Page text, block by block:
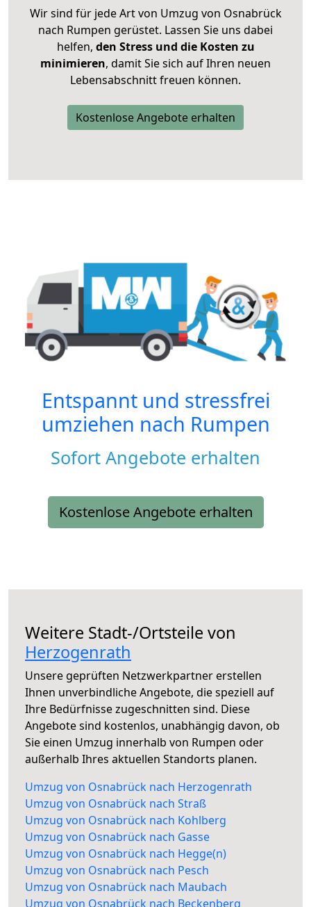
Wir sind für jede Art von Umzug von Osnabrück
nach Rumpen gerüstet. Lassen Sie uns dabei
helfen, den Stress und die Kosten zu
minimieren, damit Sie sich auf Ihren neuen
Lebensabschnitt freuen können.
Kostenlose Angebote erhalten
Entspannt und stressfrei
umziehen nach Rumpen
Sofort Angebote erhalten
Kostenlose Angebote erhalten
Weitere Stadt-/Ortsteile von
Herzogenrath
Unsere geprüften Netzwerkpartner erstellen
Ihnen unverbindliche Angebote, die speziell auf
Ihre Bedürfnisse zugeschnitten sind. Diese
Angebote sind kostenlos, unabhängig davon, ob
Sie einen Umzug innerhalb von Rumpen oder
außerhalb Ihres aktuellen Standorts planen.
Umzug von Osnabrück nach Herzogenrath
Umzug von Osnabrück nach Straß
Umzug von Osnabrück nach Kohlberg
Umzug von Osnabrück nach Gasse
Umzug von Osnabrück nach Hegge(n)
Umzug von Osnabrück nach Pesch
Umzug von Osnabrück nach Maubach
Umzug von Osnabrück nach Beckenberg